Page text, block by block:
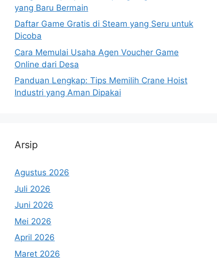
yang Baru Bermain
Daftar Game Gratis di Steam yang Seru untuk
Dicoba
Cara Memulai Usaha Agen Voucher Game
Online dari Desa
Panduan Lengkap: Tips Memilih Crane Hoist
Industri yang Aman Dipakai
Arsip
Agustus 2026
Juli 2026
Juni 2026
Mei 2026
April 2026
Maret 2026